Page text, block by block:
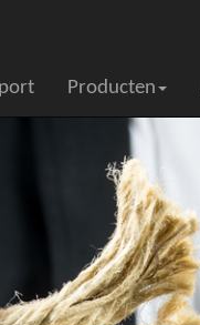
Producten